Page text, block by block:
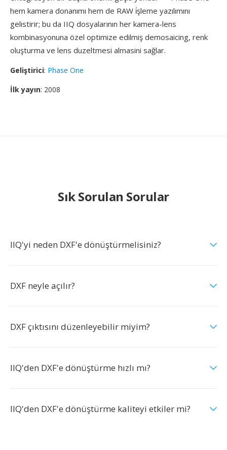
hem kamera donanımı hem de RAW i̇şleme yazılımını
gelistirir; bu da IIQ dosyalarının her kamera-lens
kombinasyonuna özel optimize edilmiş demosaicing, renk
oluşturma ve lens duzeltmesi almasini sağlar.
Geliştirici: Phase One
İlk yayın: 2008
Sık Sorulan Sorular
IIQ'yi neden DXF'e dönüştürmelisiniz?
DXF neyle açılır?
DXF çıktısını düzenleyebilir miyim?
IIQ'den DXF'e dönüştürme hızlı mı?
IIQ'den DXF'e dönüştürme kaliteyi etkiler mi?